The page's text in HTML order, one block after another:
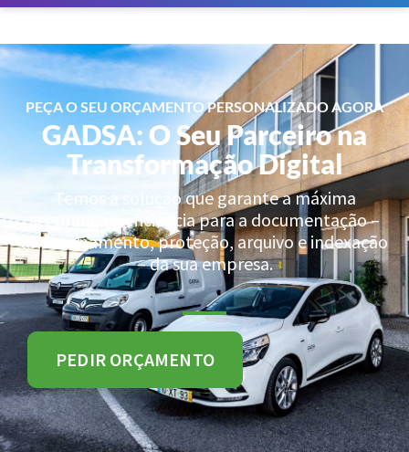
PEÇA O SEU ORÇAMENTO PERSONALIZADO AGORA
GADSA: O Seu Parceiro na
Transformação Digital
Temos a solução que garante a máxima
segurança e eficiência para a documentação –
armazenamento, proteção, arquivo e indexação
– da sua empresa.
PEDIR ORÇAMENTO